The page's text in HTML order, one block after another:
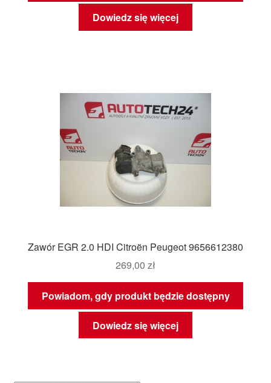
Dowiedz się więcej
Zawór EGR 2.0 HDI Citroën Peugeot 9656612380
269,00 zł
Powiadom, gdy produkt będzie dostępny
Dowiedz się więcej